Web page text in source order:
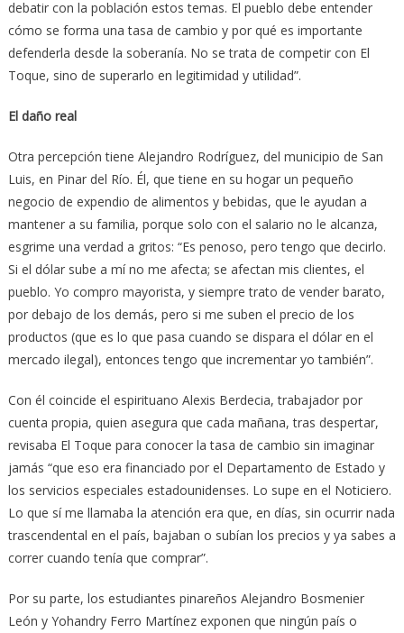
debatir con la población estos temas. El pueblo debe entender
cómo se forma una tasa de cambio y por qué es importante
defenderla desde la soberanía. No se trata de competir con El
Toque, sino de superarlo en legitimidad y utilidad”.
El daño real
Otra percepción tiene Alejandro Rodríguez, del municipio de San
Luis, en Pinar del Río. Él, que tiene en su hogar un pequeño
negocio de expendio de alimentos y bebidas, que le ayudan a
mantener a su familia, porque solo con el salario no le alcanza,
esgrime una verdad a gritos: “Es penoso, pero tengo que decirlo.
Si el dólar sube a mí no me afecta; se afectan mis clientes, el
pueblo. Yo compro mayorista, y siempre trato de vender barato,
por debajo de los demás, pero si me suben el precio de los
productos (que es lo que pasa cuando se dispara el dólar en el
mercado ilegal), entonces tengo que incrementar yo también”.
Con él coincide el espirituano Alexis Berdecia, trabajador por
cuenta propia, quien asegura que cada mañana, tras despertar,
revisaba El Toque para conocer la tasa de cambio sin imaginar
jamás “que eso era financiado por el Departamento de Estado y
los servicios especiales estadounidenses. Lo supe en el Noticiero.
Lo que sí me llamaba la atención era que, en días, sin ocurrir nada
trascendental en el país, bajaban o subían los precios y ya sabes a
correr cuando tenía que comprar”.
Por su parte, los estudiantes pinareños Alejandro Bosmenier
León y Yohandry Ferro Martínez exponen que ningún país o